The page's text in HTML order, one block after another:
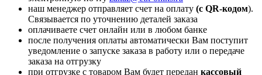
наш менеджер отправляет счет на оплату (с QR-кодом).
Связывается по уточнению деталей заказа
оплачиваете счет онлайн или в любом банке
после получения оплаты автоматически Вам поступит
уведомление о запуске заказа в работу или о передаче
заказа на отгрузку
при отгрузке с товаром Вам будет передан кассовый